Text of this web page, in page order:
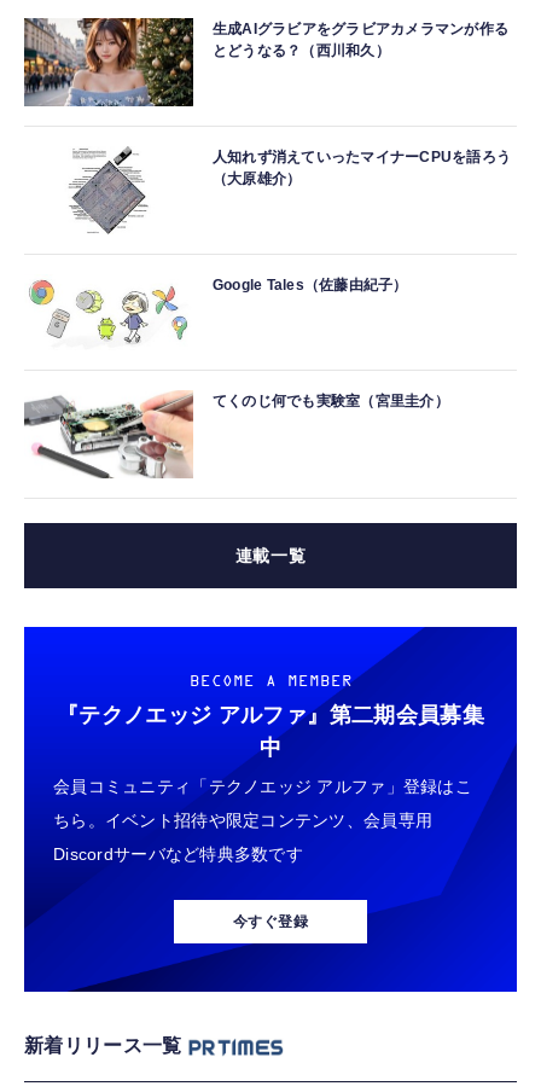
生成AIグラビアをグラビアカメラマンが作る
とどうなる？（西川和久）
人知れず消えていったマイナーCPUを語ろう
（大原雄介）
Google Tales（佐藤由紀子）
てくのじ何でも実験室（宮里圭介）
連載一覧
BECOME A MEMBER
『テクノエッジ アルファ』 第二期会員募集
中
会員コミュニティ「テクノエッジ アルファ」登録はこ
ちら。イベント招待や限定コンテンツ、会員専用
Discordサーバなど特典多数です
今すぐ登録
新着リリース一覧